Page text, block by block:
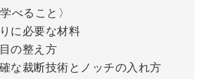
つながりますので、ぜひ覚えておい
べること〉
に必要な材料
の整え方
な裁断技術とノッチの入れ方